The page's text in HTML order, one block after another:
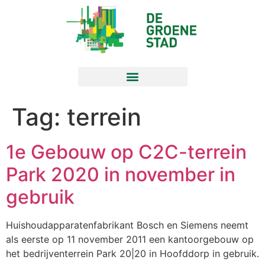
Tag: terrein
1e Gebouw op C2C-terrein
Park 2020 in november in
gebruik
Huishoudapparatenfabrikant Bosch en Siemens neemt
als eerste op 11 november 2011 een kantoorgebouw op
het bedrijventerrein Park 20|20 in Hoofddorp in gebruik.